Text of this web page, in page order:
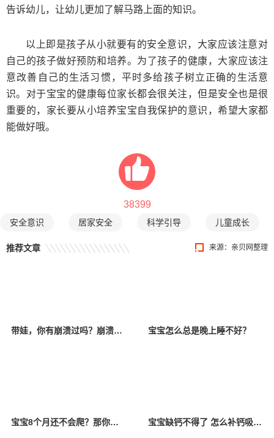
告诉幼儿，让幼儿更加了解马路上面的知识。
以上即是孩子从小就要有的安全意识，大家应该注意对
自己的孩子做好预防和培养。为了孩子的健康，大家应该注
意改善自己的生活习惯，平时多给孩子树立正确的生活意
识。对于宝宝的健康每位家长都会很关注，但是安全也是很
重要的，家长要从小培养宝宝自我保护的意识，希望大家都
能做好哦。
38399
安全意识 居家安全 科学引导 儿童成长
来源：亲贝网整理
推荐文章
带娃，你有崩溃过吗？崩溃以后该怎么办？ 宝宝怎么总是晚上睡不好？
宝宝8个月还不会爬？那你一定要看看！ 宝宝缺钙不得了 怎么补钙吸收好？